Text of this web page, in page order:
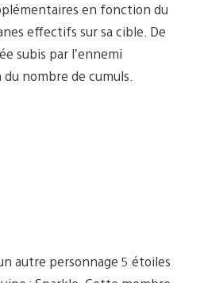
en fonction du
effectifs sur sa cible. De
subis par l’ennemi
nombre de cumuls.
autre personnage 5 étoiles